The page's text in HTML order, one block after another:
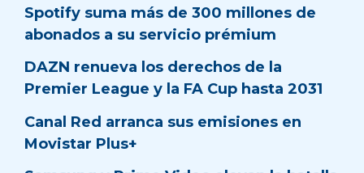
Spotify suma más de 300 millones de
abonados a su servicio prémium
DAZN renueva los derechos de la
Premier League y la FA Cup hasta 2031
Canal Red arranca sus emisiones en
Movistar Plus+